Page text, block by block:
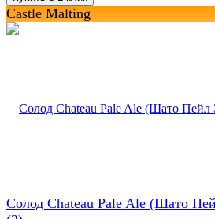
Castle Malting
Солод Chateau Pale Ale (Шато